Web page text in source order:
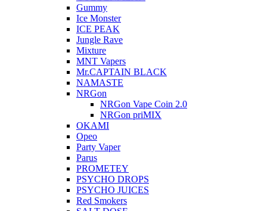
Gummy
Ice Monster
ICE PEAK
Jungle Rave
Mixture
MNT Vapers
Mr.CAPTAIN BLACK
NAMASTE
NRGon
NRGon Vape Coin 2.0
NRGon priMIX
OKAMI
Opeo
Party Vaper
Parus
PROMETEY
PSYCHO DROPS
PSYCHO JUICES
Red Smokers